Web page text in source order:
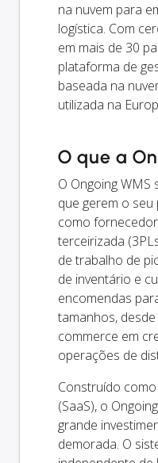
na nuvem para
logística. Com
em mais de 30
plataforma de
baseada na
utilizada na
O que a
O Ongoing
que gerem o
como
terceirizada
de trabalho de
de inventário e
encomendas
tamanhos,
commerce em
operações de
Construído
(SaaS), o
grande
demorada. O